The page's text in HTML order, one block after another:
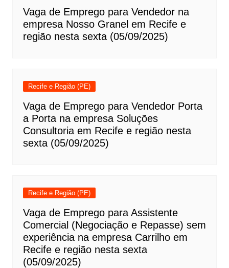
Vaga de Emprego para Vendedor na
empresa Nosso Granel em Recife e
região nesta sexta (05/09/2025)
Recife e Região (PE)
Vaga de Emprego para Vendedor Porta
a Porta na empresa Soluções
Consultoria em Recife e região nesta
sexta (05/09/2025)
Recife e Região (PE)
Vaga de Emprego para Assistente
Comercial (Negociação e Repasse) sem
experiência na empresa Carrilho em
Recife e região nesta sexta
(05/09/2025)